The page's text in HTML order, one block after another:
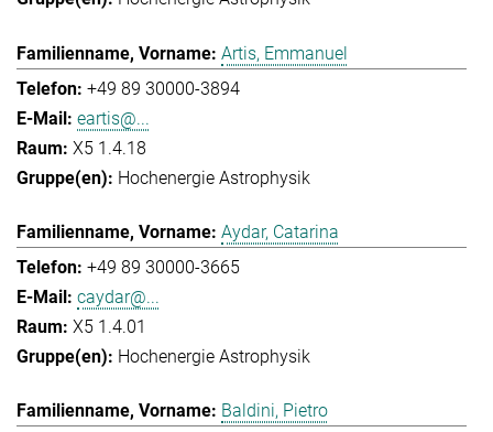
Artis, Emmanuel
+49 89 30000-3894
eartis@...
X5 1.4.18
Hochenergie Astrophysik
Aydar, Catarina
+49 89 30000-3665
caydar@...
X5 1.4.01
Hochenergie Astrophysik
Baldini, Pietro